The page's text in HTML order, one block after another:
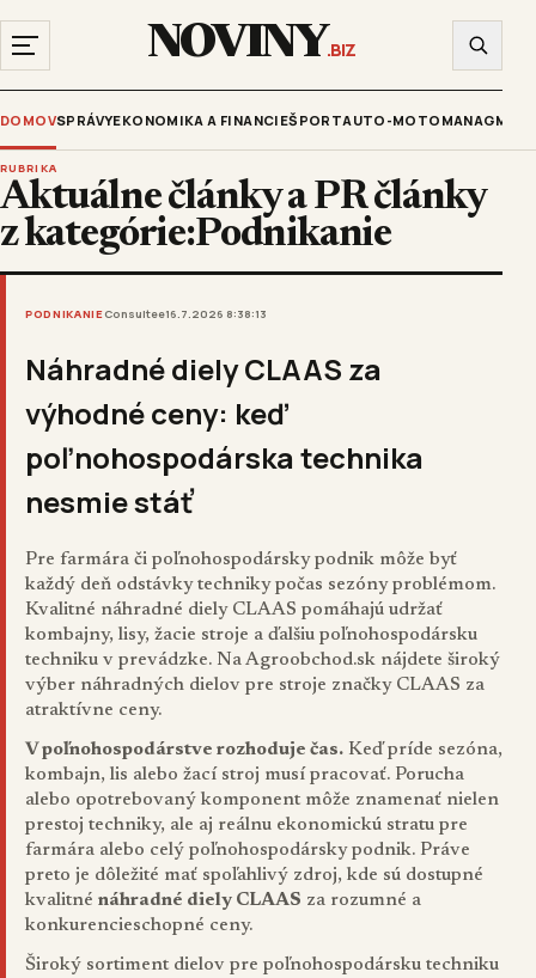
NOVINY.BIZ
DOMOVSPRÁVYEKONOMIKA A FINANCIEŠPORTAUTO-MOTO
RUBRIKA
Aktuálne články a PR články
z kategórie:Podnikanie
PODNIKANIEConsultee16.7.2026 8:38:13
Náhradné diely CLAAS za
výhodné ceny: keď
poľnohospodárska technika
nesmie stáť
Pre farmára či poľnohospodársky podnik môže byť
každý deň odstávky techniky počas sezóny problémom.
Kvalitné náhradné diely CLAAS pomáhajú udržať
kombajny, lisy, žacie stroje a ďalšiu poľnohospodársku
techniku v prevádzke. Na Agroobchod.sk nájdete široký
výber náhradných dielov pre stroje značky CLAAS za
atraktívne ceny.
V poľnohospodárstve rozhoduje čas. Keď príde sezóna,
kombajn, lis alebo žací stroj musí pracovať. Porucha
alebo opotrebovaný komponent môže znamenať nielen
prestoj techniky, ale aj reálnu ekonomickú stratu pre
farmára alebo celý poľnohospodársky podnik. Práve
preto je dôležité mať spoľahlivý zdroj, kde sú dostupné
kvalitné náhradné diely CLAAS za rozumné a
konkurencieschopné ceny.
Široký sortiment dielov pre poľnohospodársku techniku